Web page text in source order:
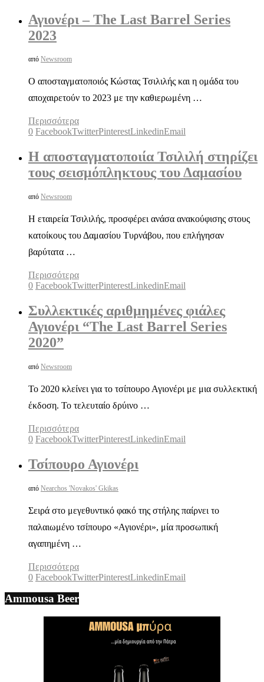
Αγιονέρι – The Last Barrel Series
2023
από Newsroom
Ο αποσταγματοποιός Κώστας Τσιλιλής και η ομάδα του
αποχαιρετούν το 2023 με την καθιερωμένη …
Περισσότερα
0 FacebookTwitterPinterestLinkedinEmail
Η αποσταγματοποιία Τσιλιλή στηρίζει
τους σεισμόπληκτους του Δαμασίου
από Newsroom
Η εταιρεία Τσιλιλής, προσφέρει ανάσα ανακούφισης στους
κατοίκους του Δαμασίου Τυρνάβου, που επλήγησαν
βαρύτατα …
Περισσότερα
0 FacebookTwitterPinterestLinkedinEmail
Συλλεκτικές αριθμημένες φιάλες
Αγιονέρι “The Last Barrel Series
2020”
από Newsroom
Το 2020 κλείνει για το τσίπουρο Αγιονέρι με μια συλλεκτική
έκδοση. Το τελευταίο δρύινο …
Περισσότερα
0 FacebookTwitterPinterestLinkedinEmail
Τσίπουρο Αγιονέρι
από Nearchos 'Novakos' Gkikas
Σειρά στο μεγεθυντικό φακό της στήλης παίρνει το
παλαιωμένο τσίπουρο «Αγιονέρι», μία προσωπική
αγαπημένη …
Περισσότερα
0 FacebookTwitterPinterestLinkedinEmail
Ammousa Beer